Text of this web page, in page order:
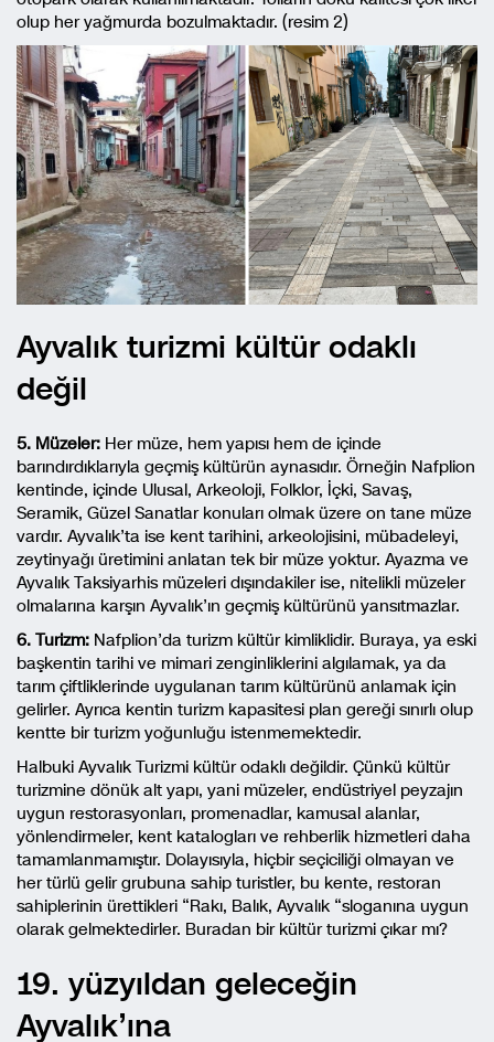
olup her yağmurda bozulmaktadır. (resim 2)
Ayvalık turizmi kültür odaklı
değil
5. Müzeler: Her müze, hem yapısı hem de içinde
barındırdıklarıyla geçmiş kültürün aynasıdır. Örneğin Nafplion
kentinde, içinde Ulusal, Arkeoloji, Folklor, İçki, Savaş,
Seramik, Güzel Sanatlar konuları olmak üzere on tane müze
vardır. Ayvalık’ta ise kent tarihini, arkeolojisini, mübadeleyi,
zeytinyağı üretimini anlatan tek bir müze yoktur. Ayazma ve
Ayvalık Taksiyarhis müzeleri dışındakiler ise, nitelikli müzeler
olmalarına karşın Ayvalık’ın geçmiş kültürünü yansıtmazlar.
6. Turizm: Nafplion’da turizm kültür kimliklidir. Buraya, ya eski
başkentin tarihi ve mimari zenginliklerini algılamak, ya da
tarım çiftliklerinde uygulanan tarım kültürünü anlamak için
gelirler. Ayrıca kentin turizm kapasitesi plan gereği sınırlı olup
kentte bir turizm yoğunluğu istenmemektedir.
Halbuki Ayvalık Turizmi kültür odaklı değildir. Çünkü kültür
turizmine dönük alt yapı, yani müzeler, endüstriyel peyzajın
uygun restorasyonları, promenadlar, kamusal alanlar,
yönlendirmeler, kent katalogları ve rehberlik hizmetleri daha
tamamlanmamıştır. Dolayısıyla, hiçbir seçiciliği olmayan ve
her türlü gelir grubuna sahip turistler, bu kente, restoran
sahiplerinin ürettikleri “Rakı, Balık, Ayvalık “sloganına uygun
olarak gelmektedirler. Buradan bir kültür turizmi çıkar mı?
19. yüzyıldan geleceğin
Ayvalık’ına